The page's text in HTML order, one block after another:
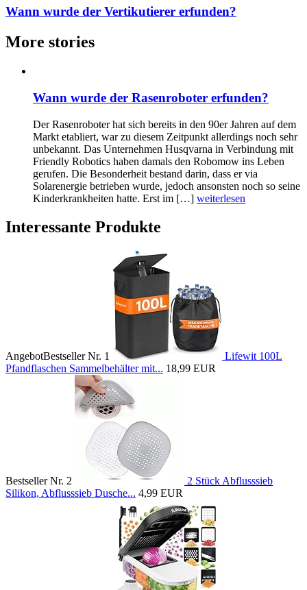
Wann wurde der Vertikutierer erfunden?
More stories
Wann wurde der Rasenroboter erfunden?
Der Rasenroboter hat sich bereits in den 90er Jahren auf dem
Markt etabliert, war zu diesem Zeitpunkt allerdings noch sehr
unbekannt. Das Unternehmen Husqvarna in Verbindung mit
Friendly Robotics haben damals den Robomow ins Leben
gerufen. Die Besonderheit bestand darin, dass er via
Solarenergie betrieben wurde, jedoch ansonsten noch so seine
Kinderkrankheiten hatte. Erst im […] weiterlesen
Interessante Produkte
AngebotBestseller Nr. 1
Lifewit 100L
Pfandflaschen Sammelbehälter mit... 18,99 EUR
Bestseller Nr. 2
2 Stück Abflusssieb
Silikon, Abflusssieb Dusche... 4,99 EUR